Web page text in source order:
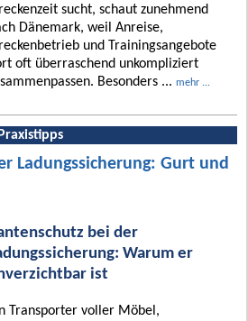
sucht, schaut zunehmend
Dänemark, weil Anreise,
und Trainingsangebote
oft überraschend unkompliziert
Besonders ... mehr ...
Ladungssicherung: Gurt und
bei der
Warum er
ist
Transporter voller Möbel,